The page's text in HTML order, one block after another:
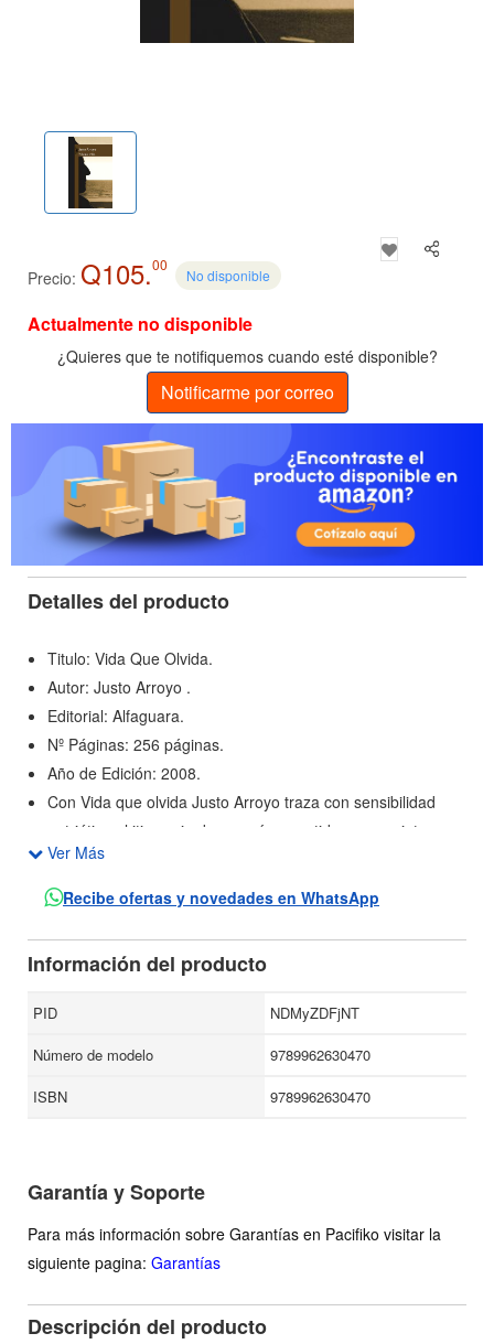
Precio: Q105.00
No disponible
Actualmente no disponible
¿Quieres que te notifiquemos cuando esté disponible?
Notificarme por correo
Detalles del producto
Titulo: Vida Que Olvida.
Autor: Justo Arroyo .
Editorial: Alfaguara.
Nº Páginas: 256 páginas.
Año de Edición: 2008.
Con Vida que olvida Justo Arroyo traza con sensibilidad
patriótica el itinerario de un país sometido, en una intensa
trama con una prosa que tiene olores y sonidos, sudor,
lágrimas, golpes, aguardiente.
abogado bogotano, Pedro Regalado y su esposa Antonia,
cartagenera, deciden instalarse en la "ciudad" de Colón
Ver Más
Recibe ofertas y novedades en WhatsApp
Información del producto
PID
NDMyZDFjNT
Número de modelo
9789962630470
ISBN
9789962630470
Garantía y Soporte
Para más información sobre Garantías en Pacifiko visitar la
siguiente pagina: Garantías
Descripción del producto